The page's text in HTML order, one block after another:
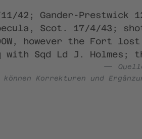
42; Gander-Prestwick
Scot. 17/4/43;
however the Fort
Sqd Ld J. Holmes;
Korrekturen und